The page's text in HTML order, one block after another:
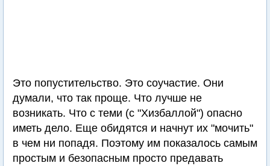
Это попустительство. Это соучастие. Они
думали, что так проще. Что лучше не
возникать. Что с теми (с "Хизбаллой") опасно
иметь дело. Еще обидятся и начнут их "мочить"
в чем ни попадя. Поэтому им показалось самым
простым и безопасным просто предавать